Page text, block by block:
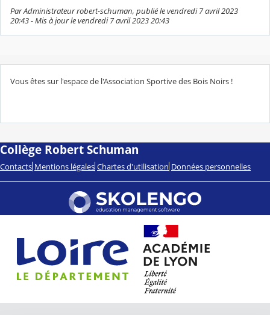
Par Administrateur robert-schuman, publié le vendredi 7 avril 2023
20:43 - Mis à jour le vendredi 7 avril 2023 20:43
Vous êtes sur l'espace de l'Association Sportive des Bois Noirs !
Collège Robert Schuman
Contacts Mentions légales Chartes d'utilisation Données personnelles